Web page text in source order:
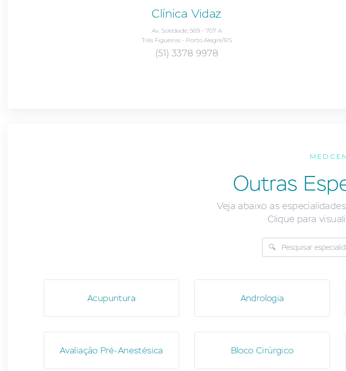
Clínica Vidaz
Av. Soledade, 569 – 707 A
Três Figueiras - Porto Alegre/RS
(51) 3378 9978
Outras
Veja abaixo as
Clique para
Acupuntura Andrologia
Avaliação Pré-Anestésica Bloco Cirúrgico